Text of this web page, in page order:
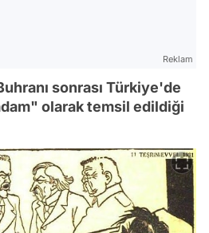
Reklam
sonrası Türkiye'de
olarak temsil edildiği